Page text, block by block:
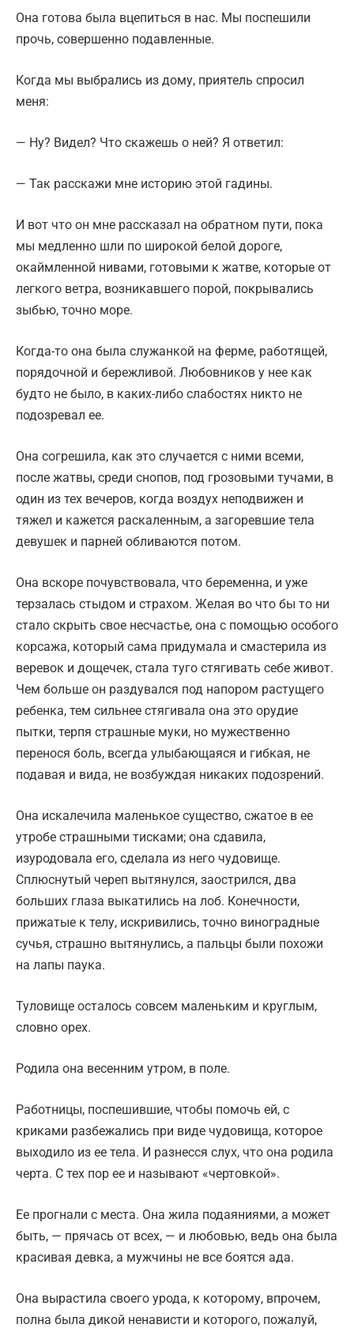
Она готова была вцепиться в нас. Мы поспешили
прочь, совершенно подавленные.
Когда мы выбрались из дому, приятель спросил
меня:
— Ну? Видел? Что скажешь о ней? Я ответил:
— Так расскажи мне историю этой гадины.
И вот что он мне рассказал на обратном пути, пока
мы медленно шли по широкой белой дороге,
окаймленной нивами, готовыми к жатве, которые от
легкого ветра, возникавшего порой, покрывались
зыбью, точно море.
Когда-то она была служанкой на ферме, работящей,
порядочной и бережливой. Любовников у нее как
будто не было, в каких-либо слабостях никто не
подозревал ее.
Она согрешила, как это случается с ними всеми,
после жатвы, среди снопов, под грозовыми тучами, в
один из тех вечеров, когда воздух неподвижен и
тяжел и кажется раскаленным, а загоревшие тела
девушек и парней обливаются потом.
Она вскоре почувствовала, что беременна, и уже
терзалась стыдом и страхом. Желая во что бы то ни
стало скрыть свое несчастье, она с помощью особого
корсажа, который сама придумала и смастерила из
веревок и дощечек, стала туго стягивать себе живот.
Чем больше он раздувался под напором растущего
ребенка, тем сильнее стягивала она это орудие
пытки, терпя страшные муки, но мужественно
перенося боль, всегда улыбающаяся и гибкая, не
подавая и вида, не возбуждая никаких подозрений.
Она искалечила маленькое существо, сжатое в ее
утробе страшными тисками; она сдавила,
изуродовала его, сделала из него чудовище.
Сплюснутый череп вытянулся, заострился, два
больших глаза выкатились на лоб. Конечности,
прижатые к телу, искривились, точно виноградные
сучья, страшно вытянулись, а пальцы были похожи
на лапы паука.
Туловище осталось совсем маленьким и круглым,
словно орех.
Родила она весенним утром, в поле.
Работницы, поспешившие, чтобы помочь ей, с
криками разбежались при виде чудовища, которое
выходило из ее тела. И разнесся слух, что она родила
черта. С тех пор ее и называют «чертовкой».
Ее прогнали с места. Она жила подаяниями, а может
быть, — прячась от всех, — и любовью, ведь она была
красивая девка, а мужчины не все боятся ада.
Она вырастила своего урода, к которому, впрочем,
полна была дикой ненависти и которого, пожалуй,